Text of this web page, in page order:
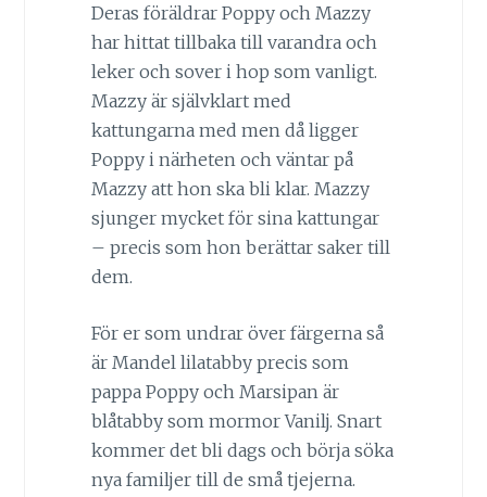
Deras föräldrar Poppy och Mazzy
har hittat tillbaka till varandra och
leker och sover i hop som vanligt.
Mazzy är självklart med
kattungarna med men då ligger
Poppy i närheten och väntar på
Mazzy att hon ska bli klar. Mazzy
sjunger mycket för sina kattungar
– precis som hon berättar saker till
dem.
För er som undrar över färgerna så
är Mandel lilatabby precis som
pappa Poppy och Marsipan är
blåtabby som mormor Vanilj. Snart
kommer det bli dags och börja söka
nya familjer till de små tjejerna.